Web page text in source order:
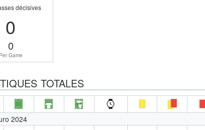
décisives
0
0
Per Game
TOTALES
2024